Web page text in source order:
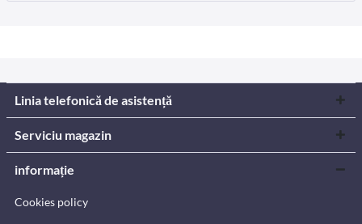
Linia telefonică de asistență
Serviciu magazin
informație
Cookies policy